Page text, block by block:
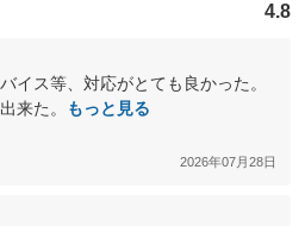
4.8
イス等、対応がとても良かった。
来た。
もっと見る
2026年07月28日